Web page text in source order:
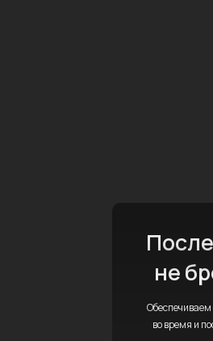
не
во время и